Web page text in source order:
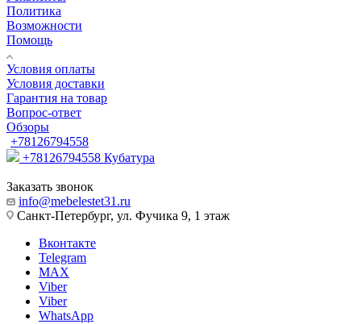
Политика
Возможности
Помощь
Условия оплаты
Условия доставки
Гарантия на товар
Вопрос-ответ
Обзоры
+78126794558
+78126794558 Кубатура
Заказать звонок
info@mebelestet31.ru
Санкт-Петербург, ул. Фучика 9, 1 этаж
Вконтакте
Telegram
MAX
Viber
Viber
WhatsApp